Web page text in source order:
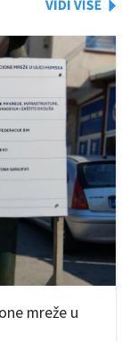
mreže u